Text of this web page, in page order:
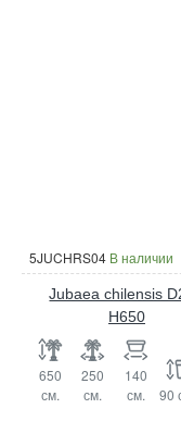
5JUCHRS04 В наличии
Jubaea chilensis
H650
650
см.
250
см.
140
см.
90